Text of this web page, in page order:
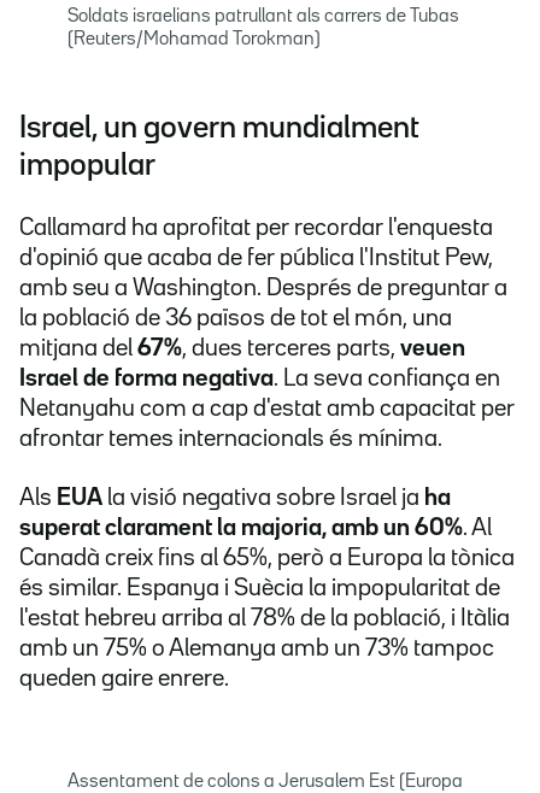
Soldats israelians patrullant als carrers de Tubas
(Reuters/Mohamad Torokman)
Israel, un govern mundialment
impopular
Callamard ha aprofitat per recordar l'enquesta
d'opinió que acaba de fer pública l'Institut Pew,
amb seu a Washington. Després de preguntar a
la població de 36 països de tot el món, una
mitjana del 67%, dues terceres parts, veuen
Israel de forma negativa. La seva confiança en
Netanyahu com a cap d'estat amb capacitat per
afrontar temes internacionals és mínima.
Als EUA la visió negativa sobre Israel ja ha
superat clarament la majoria, amb un 60%. Al
Canadà creix fins al 65%, però a Europa la tònica
és similar. Espanya i Suècia la impopularitat de
l'estat hebreu arriba al 78% de la població, i Itàlia
amb un 75% o Alemanya amb un 73% tampoc
queden gaire enrere.
Assentament de colons a Jerusalem Est (Europa